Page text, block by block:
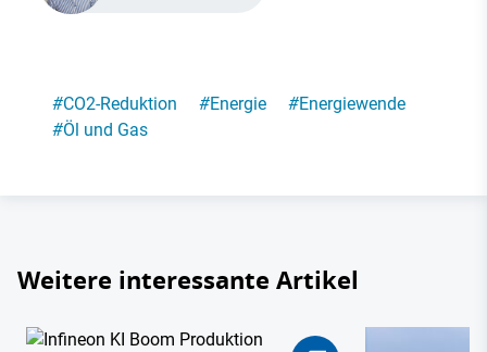
#CO2-Reduktion #Energie #Energiewende
#Öl und Gas
Weitere interessante Artikel